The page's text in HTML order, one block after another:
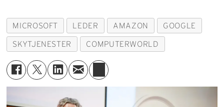
MICROSOFT LEDER AMAZON GOOGLE
SKYTJENESTER COMPUTERWORLD